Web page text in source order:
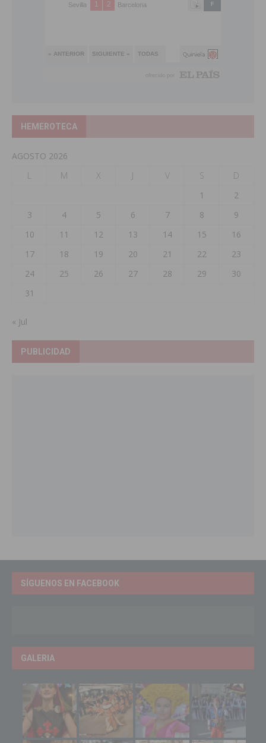
HEMEROTECA
AGOSTO 2026
L
M X J V S
D
1
2
3
4 5 6 7 8
9
10
11 12 13 14 15
16
17
18 19 20 21 22
23
24
25 26 27 28 29
30
31
« Jul
PUBLICIDAD
SÍGUENOS EN FACEBOOK
GALERIA